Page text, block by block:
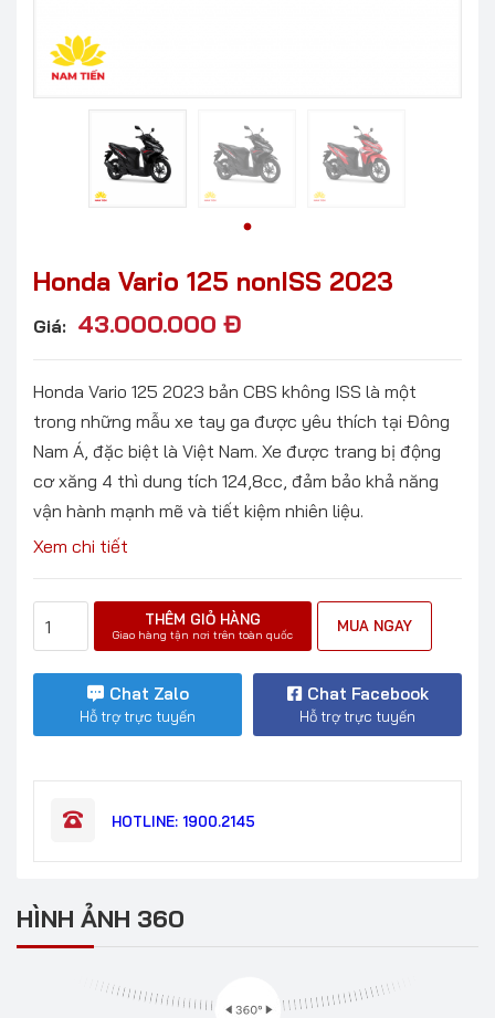
Honda Vario 125 nonISS 2023
Giá: 43.000.000 Đ
Honda Vario 125 2023 bản CBS không ISS là một
trong những mẫu xe tay ga được yêu thích tại Đông
Nam Á, đặc biệt là Việt Nam. Xe được trang bị động
cơ xăng 4 thì dung tích 124,8cc, đảm bảo khả năng
vận hành mạnh mẽ và tiết kiệm nhiên liệu.
Xem chi tiết
THÊM GIỎ HÀNG
Giao hàng tận nơi trên toàn quốc
MUA NGAY
Chat Zalo
Hỗ trợ trực tuyến
Chat Facebook
Hỗ trợ trực tuyến
HOTLINE: 1900.2145
HÌNH ẢNH 360